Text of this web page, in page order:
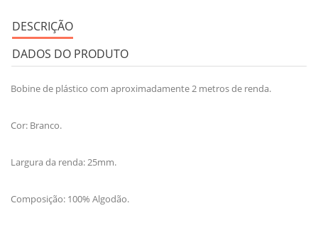
DESCRIÇÃO
DADOS DO PRODUTO
Bobine de plástico com aproximadamente 2 metros de renda.
Cor: Branco.
Largura da renda: 25mm.
Composição: 100% Algodão.